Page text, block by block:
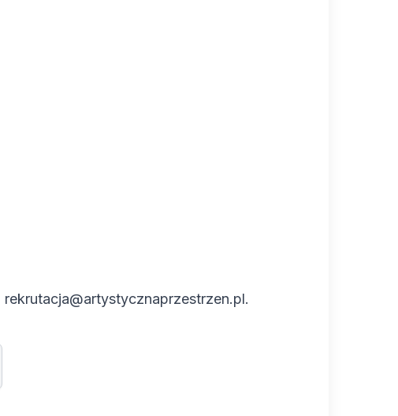
rekrutacja@artystycznaprzestrzen.pl.